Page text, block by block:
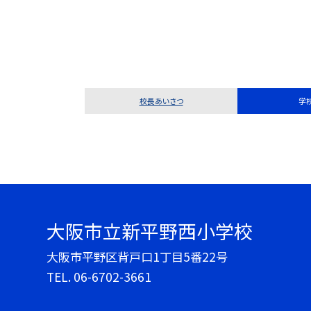
校長あいさつ 学
大阪市立新平野西小学校
大阪市平野区背戸口1丁目5番22号
TEL. 06-6702-3661